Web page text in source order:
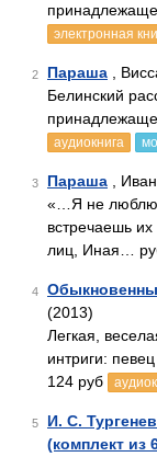
электронная
2 Параша ,
Белинский
аудиокнига
3 Параша ,
«…Я не люблю
встречаешь
лиц, Иная…
4
(2013)
Легкая,
интриги:
124 руб
5
И. С.
(комплект из